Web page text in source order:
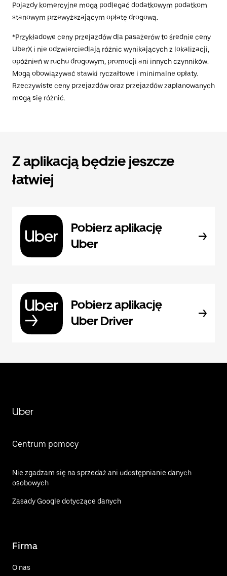
Pojazdy komercyjne mogą podlegać dodatkowym podatkom
stanowym przewyższającym opłatę drogową.
*Przykładowe ceny przejazdów dla pasażerów to średnie ceny
UberX i nie odzwierciedlają różnic wynikających z lokalizacji,
opóźnień w ruchu drogowym, promocji ani innych czynników.
Mogą obowiązywać stawki ryczałtowe i minimalne opłaty.
Rzeczywiste ceny przejazdów oraz przejazdów zaplanowanych
mogą się różnić.
Z aplikacją będzie jeszcze
łatwiej
Pobierz aplikację
Uber
Pobierz aplikację
Uber Driver
Uber
Centrum pomocy
Nie zgadzam się na sprzedaż ani udostępnianie danych
osobowych
Zasady Google dotyczące danych
Firma
O nas